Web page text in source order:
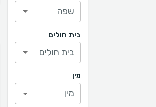
שפה
בית חולים
בית חולים
מין
מין